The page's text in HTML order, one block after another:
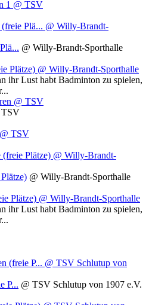
Plä... @ Willy-Brandt-
@ Willy-Brandt-Sporthalle
ihr Lust habt Badminton zu spielen,
@ TSV
TSV
Plätze) @ Willy-Brandt-
@ Willy-Brandt-Sporthalle
ihr Lust habt Badminton zu spielen,
(freie P... @ TSV Schlutup von
P... @ TSV Schlutup von 1907 e.V.